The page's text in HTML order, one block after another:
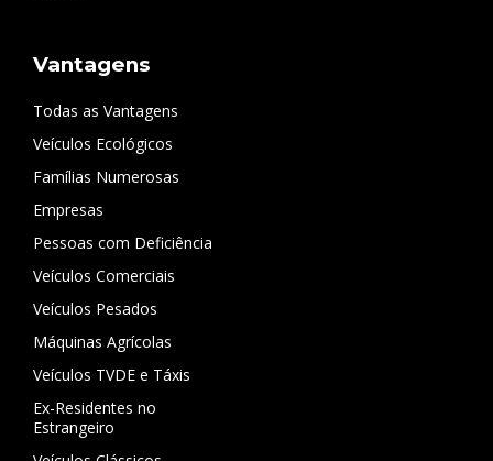
Vantagens
Todas as Vantagens
Veículos Ecológicos
Famílias Numerosas
Empresas
Pessoas com Deficiência
Veículos Comerciais
Veículos Pesados
Máquinas Agrícolas
Veículos TVDE e Táxis
Ex-Residentes no
Estrangeiro